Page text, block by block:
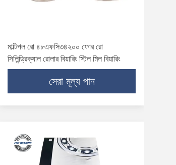
মাল্টিপল রো ৪৮এফসি৩৪২০০ ফোর রো
সিলিন্ড্রিক্যাল রোলার বিয়ারিং স্টিল মিল বিয়ারিং
সেরা মূল্য পান